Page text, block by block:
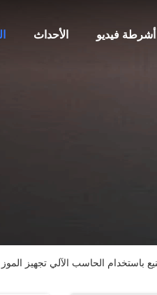
الأحداث أشرطة فيديو
باستخدام الحاسب الآلي تجهيز